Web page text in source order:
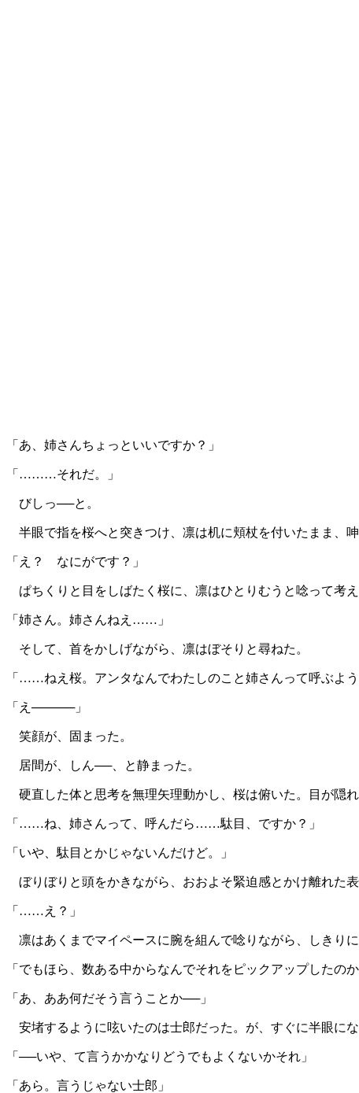
「あ、姉さんちょっといいですか？」
「………それだ。」
びしっ──と。
半眼で指を桜へと突きつけ、凛は机に頬杖を付いたまま、呻
「え？ なにがです？」
ぱちくりと目をしばたく桜に、凛はひとりむうと唸って考え
「姉さん。姉さんねえ……」
そして、首をかしげながら、凛はぼそりと尋ねた。
「……ねえ桜。アンタなんでわたしのこと姉さんって呼ぶよう
「え─────」
笑顔が、固まった。
居間が、しん──、と静まった。
硬直した体と思考を無理矢理動かし、桜は俯いた。目が隠
「……ね、姉さんって、呼んだら……駄目、ですか？」
「いや、駄目とかじゃないんだけど。」
ぼりぼりと頭をかきながら、おおよそ緊迫感とかけ離れた
「……え？」
凛はあくまでマイペースに腕を組んで唸りながら、しきりに
「でもほら、数ある中からなんでそれをピックアップしたの
「あ、ああ何だそう言うことか──」
安堵するように呟いたのは士郎だった。が、すぐに半眼にな
「──いや、て言うかかなりどうでもよくないかそれ」
「あら。言うじゃない士郎」